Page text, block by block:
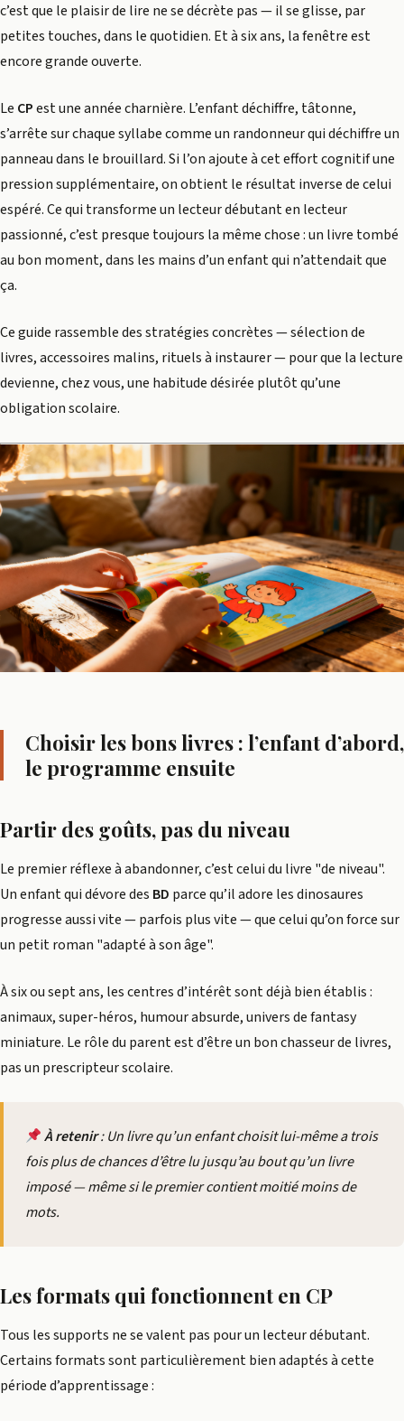
c’est que le plaisir de lire ne se décrète pas — il se glisse, par
petites touches, dans le quotidien. Et à six ans, la fenêtre est
encore grande ouverte.
Le CPest une année charnière. L’enfant déchiffre, tâtonne,
s’arrête sur chaque syllabe comme un randonneur qui déchiffre un
panneau dans le brouillard. Si l’on ajoute à cet effort cognitif une
pression supplémentaire, on obtient le résultat inverse de celui
espéré. Ce qui transforme un lecteur débutant en lecteur
passionné, c’est presque toujours la même chose : un livre tombé
au bon moment, dans les mains d’un enfant qui n’attendait que
ça.
Ce guide rassemble des stratégies concrètes — sélection de
livres, accessoires malins, rituels à instaurer — pour que la lecture
devienne, chez vous, une habitude désirée plutôt qu’une
obligation scolaire.
Choisir les bons livres : l’enfant d’abord,
le programme ensuite
Partir des goûts, pas du niveau
Le premier réflexe à abandonner, c’est celui du livre "de niveau".
Un enfant qui dévore des BD parce qu’il adore les dinosaures
progresse aussi vite — parfois plus vite — que celui qu’on force sur
un petit roman "adapté à son âge".
À six ou sept ans, les centres d’intérêt sont déjà bien établis :
animaux, super-héros, humour absurde, univers de fantasy
miniature. Le rôle du parent est d’être un bon chasseur de livres,
pas un prescripteur scolaire.
À retenir: Un livre qu’un enfant choisit lui-même a trois
fois plus de chances d’être lu jusqu’au bout qu’un livre
imposé — même si le premier contient moitié moins de
mots.
Les formats qui fonctionnent en CP
Tous les supports ne se valent pas pour un lecteur débutant.
Certains formats sont particulièrement bien adaptés à cette
période d’apprentissage :